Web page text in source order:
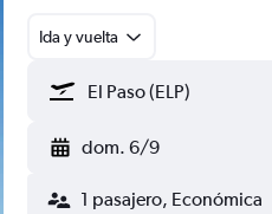
Ida y vuelta
dom. 6/9
1 pasajero, Económica